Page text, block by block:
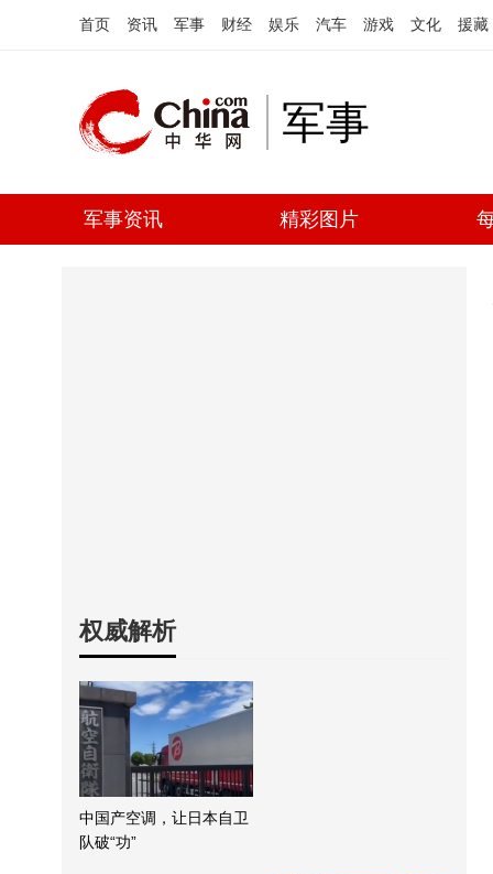
首页 资讯 军事 财经 娱乐 汽车 游戏 文化 援藏
军事
军事资讯 精彩图片
权威解析
中国产空调，让日本自卫
队破“功”